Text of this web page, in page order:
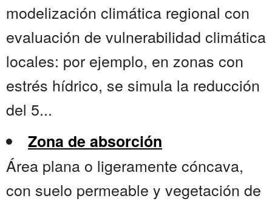
modelización climática regional con
evaluación de vulnerabilidad climática
locales: por ejemplo, en zonas con
estrés hídrico, se simula la reducción
del 5...
Zona de absorción
Área plana o ligeramente cóncava,
con suelo permeable y vegetación de